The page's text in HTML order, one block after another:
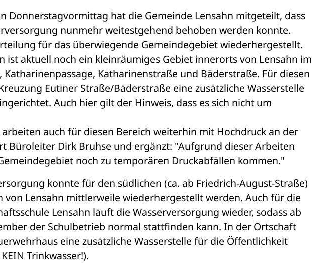
Donnerstagvormittag hat die Gemeinde Lensahn mitgeteilt, dass
ist aktuell noch ein kleinräumiges Gebiet innerorts von Lensahn im
Katharinenpassage, Katharinenstraße und Bäderstraße. Für diesen
Eutiner Straße/Bäderstraße eine zusätzliche Wasserstelle
Auch hier gilt der Hinweis, dass es sich nicht um
auch für diesen Bereich weiterhin mit Hochdruck an der
Büroleiter Dirk Bruhse und ergänzt: "Aufgrund dieser Arbeiten
noch zu temporären Druckabfällen kommen."
konnte für den südlichen (ca. ab Friedrich-August-Straße)
von Lensahn mittlerweile wiederhergestellt werden. Auch für die
Lensahn läuft die Wasserversorgung wieder, sodass ab
der Schulbetrieb normal stattfinden kann. In der Ortschaft
eine zusätzliche Wasserstelle für die Öffentlichkeit
Trinkwasser!).